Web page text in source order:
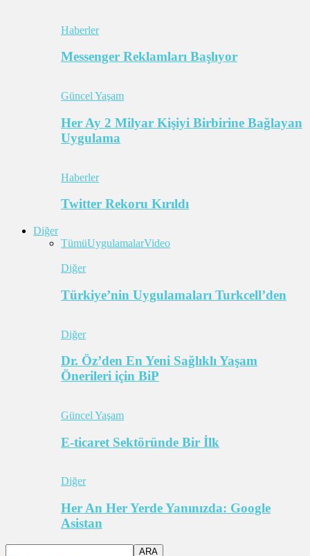
Haberler
Messenger Reklamları Başlıyor
Güncel Yaşam
Her Ay 2 Milyar Kişiyi Birbirine Bağlayan
Uygulama
Haberler
Twitter Rekoru Kırıldı
Diğer
TümüUygulamalarVideo
Diğer
Türkiye’nin Uygulamaları Turkcell’den
Diğer
Dr. Öz’den En Yeni Sağlıklı Yaşam
Önerileri için BiP
Güncel Yaşam
E-ticaret Sektöründe Bir İlk
Diğer
Her An Her Yerde Yanınızda: Google
Asistan